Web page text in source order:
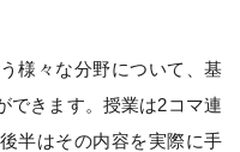
様々な分野について、基
できます。授業は2コマ連
半はその内容を実際に手